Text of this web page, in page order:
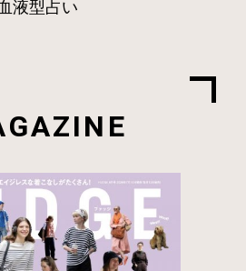
液型占い